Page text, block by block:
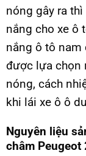
nóng gây ra
nắng cho xe ô
nắng ô tô nam
được lựa chọn
nóng, cách
khi lái xe ô ô
Nguyên liệu
châm Peugeot